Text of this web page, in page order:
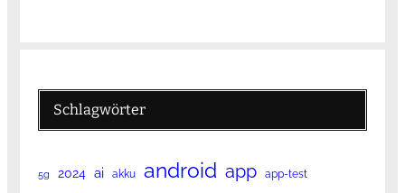
Schlagwörter
5g 2024 ai akku android app app-test